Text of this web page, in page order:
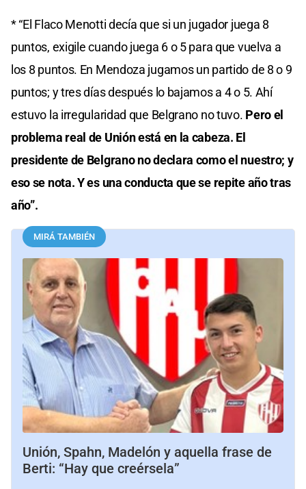
* “El Flaco Menotti decía que si un jugador juega 8
puntos, exigile cuando juega 6 o 5 para que vuelva a
los 8 puntos. En Mendoza jugamos un partido de 8 o 9
puntos; y tres días después lo bajamos a 4 o 5. Ahí
estuvo la irregularidad que Belgrano no tuvo. Pero el
problema real de Unión está en la cabeza. El
presidente de Belgrano no declara como el nuestro; y
eso se nota. Y es una conducta que se repite año tras
año”.
MIRÁ TAMBIÉN
Unión, Spahn, Madelón y aquella frase de
Berti: “Hay que creérsela”